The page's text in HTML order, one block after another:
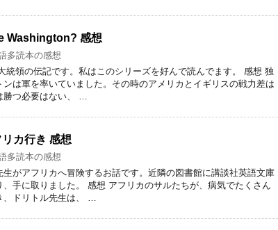
Washington? 感想
多読本の感想
統領の伝記です。私はこのシリーズを好んで読んでます。 感想 独
ンは軍を率いていました。その時のアメリカとイギリスの戦力差は
勝つ必要はない、 …
リカ行き 感想
多読本の感想
がアフリカへ冒険するお話です。近隣の図書館に講談社英語文庫
、手に取りました。 感想 アフリカのサルたちが、病気でたくさん
、ドリトル先生は、 …